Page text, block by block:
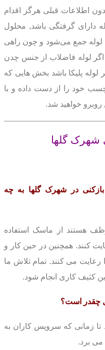
اطلاعات قبلی هرگز اقدام
دارای گرفتگی باشد, محلول
لوله جمع می‌شود و چون راهی
اگر لوله فاضلاب از جنس چدن
لوله پلیکا باشد بخش هایی که
خود را از دست داده و با
خواهید شد.
شهرک گلها
در شهرک گلها به چه
هستند از ماسک استفاده
کنند. همچنین در حین کار و
رعایت می کنند. تمام تلاش ما
کثیف کاری انجام شود.
چقدر است؟
زمانی که سرویس کاران به